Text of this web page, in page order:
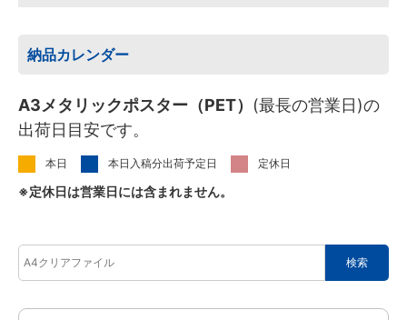
納品カレンダー
A3メタリックポスター（PET） (最長の営業日)の
出荷日目安です。
本日 本日入稿分出荷予定日 定休日
※定休日は営業日には含まれません。